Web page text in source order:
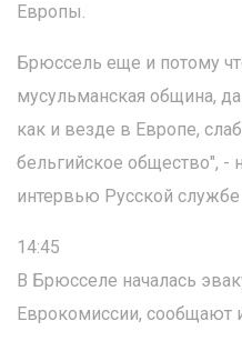
Европы.
Брюссель еще и потому
мусульманская община,
как и везде в Европе,
бельгийское общество", -
интервью Русской
14:45
В Брюсселе началась
Еврокомиссии, сообщают